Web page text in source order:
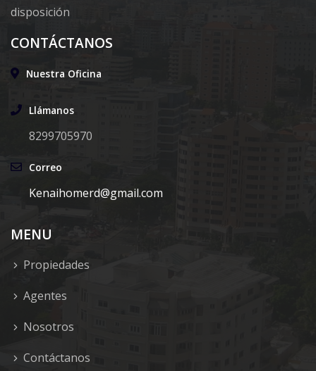
disposición
CONTÁCTANOS
Nuestra Oficina
Llámanos
8299705970
Correo
Kenaihomerd@gmail.com
MENU
Propiedades
Agentes
Nosotros
Contáctanos